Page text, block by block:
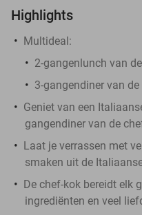
Highlights
Multideal:
2-gangenlunch van
3-gangendiner van
Geniet van een
gangendiner van de
Laat je verrassen met
smaken uit de
De chef-kok bereidt elk
ingrediënten en veel